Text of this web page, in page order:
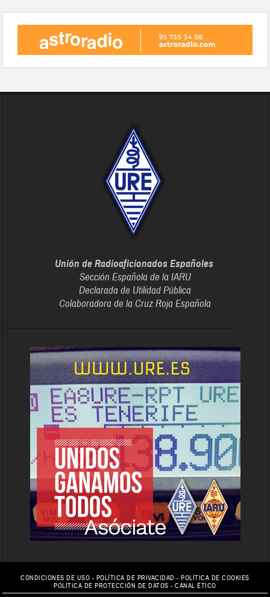
Unión de Radioaficionados Españoles
Sección Española de la IARU
Declarada de Utilidad Pública
Colaboradora de la Cruz Roja Española
CONDICIONES DE USO - POLÍTICA DE PRIVACIDAD -POLÍTICA DE COOKIES
POLÍTICA DE PROTECCIÓN DE DATOS -CANAL ÉTICO